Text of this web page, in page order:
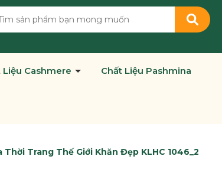
Liệu Cashmere Chất Liệu Pashmina
Thời Trang Thế Giới Khăn Đẹp KLHC 1046_2